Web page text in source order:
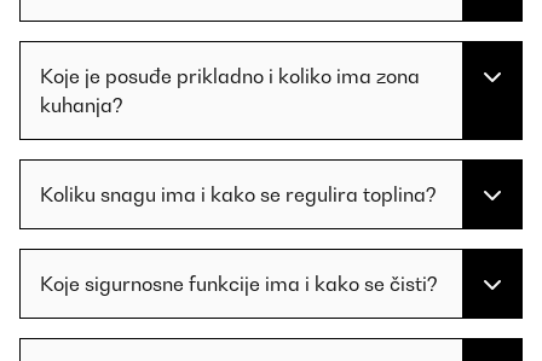
Koje je posuđe prikladno i koliko ima zona
kuhanja?
Koliku snagu ima i kako se regulira toplina?
Koje sigurnosne funkcije ima i kako se čisti?